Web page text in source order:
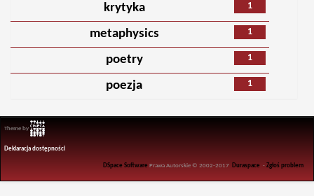
1
krytyka
1
metaphysics
1
poetry
1
poezja
Theme by
Deklaracja dostępności
DSpace Software Prawa Autorskie © 2002-2017 Duraspace -Zgłoś problem